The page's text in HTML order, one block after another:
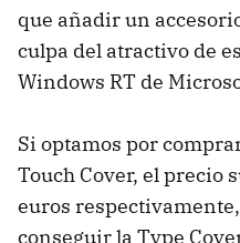
que añadir un
culpa del atractivo de
Windows RT de
Si optamos por
Touch Cover, el precio
euros
conseguir la Type